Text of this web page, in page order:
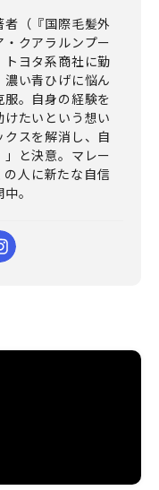
者（『国際毛髪外
クアラルンプー
ヨタ系商社に勤
い青ひげに悩ん
。自身の経験を
たいという想い
スを解消し、自
と決意。マレー
人に新たな自信
。